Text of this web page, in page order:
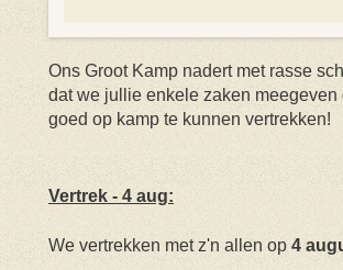
Ons Groot Kamp nadert met rasse
dat we jullie enkele zaken
goed op kamp te kunnen vertrekken!
Vertrek - 4 aug:
We vertrekken met z'n allen op 4